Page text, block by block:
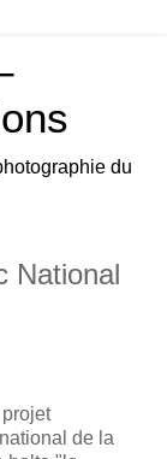
du
National
de la